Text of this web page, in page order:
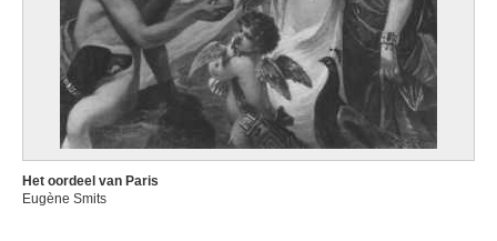
Het oordeel van Paris
Eugène Smits